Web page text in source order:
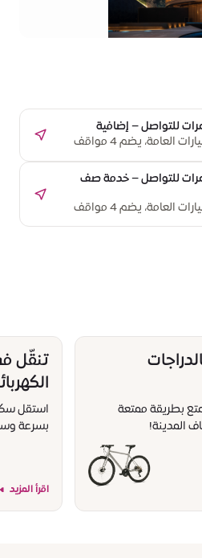
للتواصل – إضافية
مواقف مجانية للسيارات العامة، يضم 4 مواقف
الهمم
للتواصل – خدمة صف
مواقف مجانية للسيارات العامة، يضم 4 مواقف
الهمم
بطريقة ممتعة
المدينة!
تنقّل
استقل
بسرعة
اقرأ المزيد